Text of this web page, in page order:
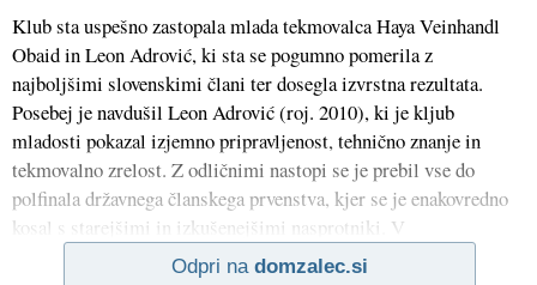
Klub sta uspešno zastopala mlada tekmovalca Haya Veinhandl
Obaid in Leon Adrović, ki sta se pogumno pomerila z
najboljšimi slovenskimi člani ter dosegla izvrstna rezultata.
Posebej je navdušil Leon Adrović (roj. 2010), ki je kljub
mladosti pokazal izjemno pripravljenost, tehnično znanje in
tekmovalno zrelost. Z odličnimi nastopi se je prebil vse do
polfinala državnega članskega prvenstva, kjer se je enakovredno
kosal s starejšimi in izkušenejšimi nasprotniki. V
Odpri na domzalec.si